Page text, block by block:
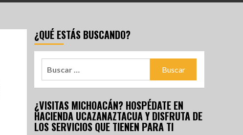
¿QUÉ ESTÁS BUSCANDO?
¿VISITAS MICHOACÁN? HOSPÉDATE EN
HACIENDA UCAZANAZTACUA Y DISFRUTA DE
LOS SERVICIOS QUE TIENEN PARA TI